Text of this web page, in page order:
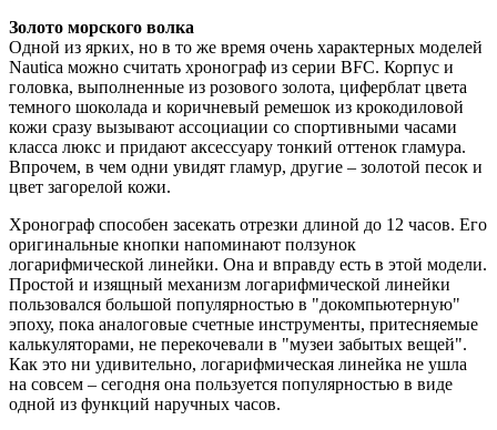
Золото морского волка
Одной из ярких, но в то же время очень характерных моделей
Nautica можно считать хронограф из серии BFС. Корпус и
головка, выполненные из розового золота, циферблат цвета
темного шоколада и коричневый ремешок из крокодиловой
кожи сразу вызывают ассоциации со спортивными часами
класса люкс и придают аксессуару тонкий оттенок гламура.
Впрочем, в чем одни увидят гламур, другие – золотой песок и
цвет загорелой кожи.
Хронограф способен засекать отрезки длиной до 12 часов. Его
оригинальные кнопки напоминают ползунок
логарифмической линейки. Она и вправду есть в этой модели.
Простой и изящный механизм логарифмической линейки
пользовался большой популярностью в "докомпьютерную"
эпоху, пока аналоговые счетные инструменты, притесняемые
калькуляторами, не перекочевали в "музеи забытых вещей".
Как это ни удивительно, логарифмическая линейка не ушла
на совсем – сегодня она пользуется популярностью в виде
одной из функций наручных часов.